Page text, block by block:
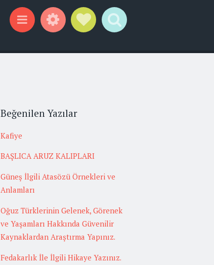
Beğenilen Yazılar
Kafiye
BAŞLICA ARUZ KALIPLARI
Güneş İlgili Atasözü Örnekleri ve
Anlamları
Oğuz Türklerinin Gelenek, Görenek
ve Yaşamları Hakkında Güvenilir
Kaynaklardan Araştırma Yapınız.
Fedakarlık İle İlgili Hikaye Yazınız.